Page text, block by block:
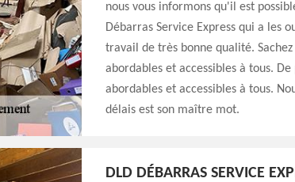
nous vous informons qu'il est
Débarras Service Express qui a les
travail de très bonne qualité.
abordables et accessibles à tous.
abordables et accessibles à tous.
délais est son maître mot.
DLD DÉBARRAS SERVICE